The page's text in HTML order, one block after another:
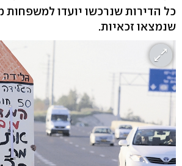
כל הדירות שנרכשו יועדו למשפחות
שנמצאו זכאיות.